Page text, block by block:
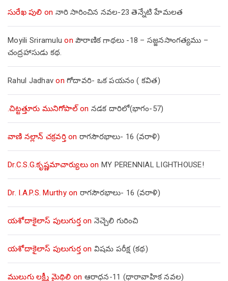
సురేఖ పులి on నారి సారించిన నవల-23 తెన్నేటి హేమలత
Moyili Sriramulu on పౌరాణిక గాథలు -18 – సజ్జనసాంగత్యము –
చంద్రహాసుడు కథ.
Rahul Jadhav on గోదావరి- ఒక పయనం ( కవిత)
.చిట్టత్తూరు మునిగోపాల్on నడక దారిలో(భాగం-57)
వాణి నల్లాన్ చక్రవర్తిon రాగసౌరభాలు- 16 (వరాళి)
Dr.C.S.G.కృష్ణమాచార్యులుon MY PERENNIAL LIGHTHOUSE!
Dr. I.A.P.S. Murthyon రాగసౌరభాలు- 16 (వరాళి)
యశోదాకైలాస్ పులుగుర్తon నెచ్చెలి గురించి
యశోదాకైలాస్ పులుగుర్తon విషమ పరీక్ష (క‌థ‌)
ములుగు లక్ష్మీ మైథిలి on ఆరాధన-11 (ధారావాహిక నవల)